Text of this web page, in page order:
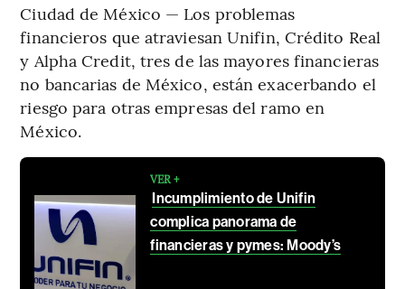
Ciudad de México — Los problemas
financieros que atraviesan Unifin, Crédito Real
y Alpha Credit, tres de las mayores financieras
no bancarias de México, están exacerbando el
riesgo para otras empresas del ramo en
México.
VER +
Incumplimiento de Unifin
complica panorama de
financieras y pymes: Moody’s